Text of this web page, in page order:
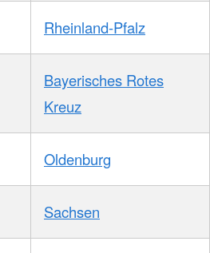
Rheinland-Pfalz
Bayerisches Rotes
Kreuz
Oldenburg
Sachsen